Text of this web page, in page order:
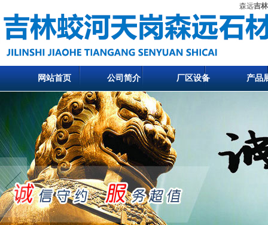
森远吉
网站首页 公司简介 厂区设备 产品